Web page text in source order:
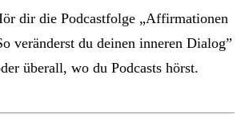
dir die Podcastfolge „Affirmationen
veränderst du deinen inneren Dialog”
überall, wo du Podcasts hörst.